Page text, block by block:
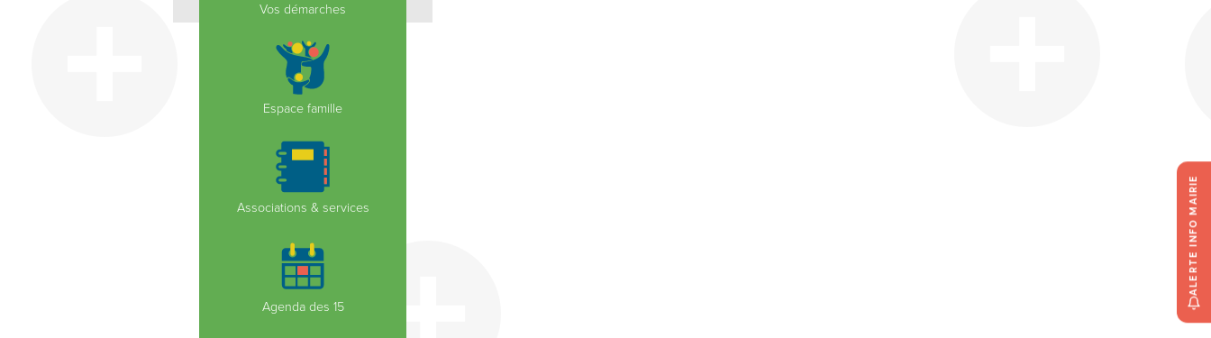
Vos démarches
Espace famille
Associations & services
Agenda des 15
ALERTE INFO MAIRIE